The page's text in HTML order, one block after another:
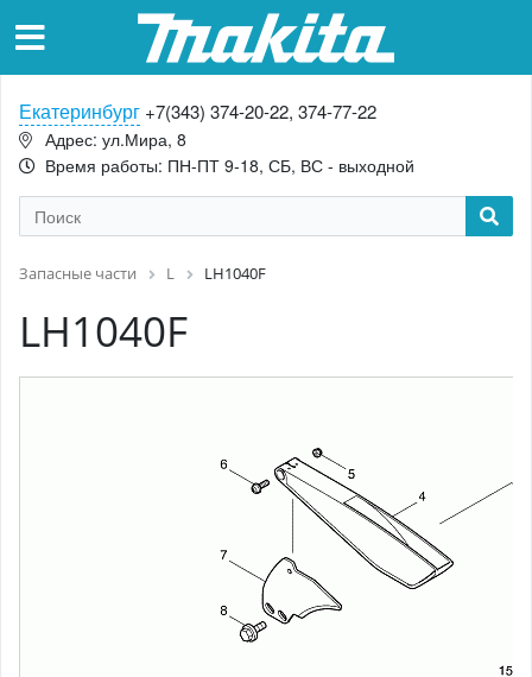
Екатеринбург +7(343) 374-20-22, 374-77-22
Адрес: ул.Мира, 8
Время работы: ПН-ПТ 9-18, СБ, ВС - выходной
Запасные части L LH1040F
LH1040F